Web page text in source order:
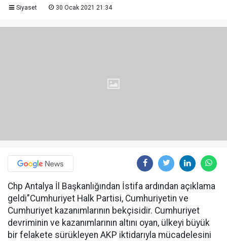
Siyaset 30 Ocak 2021 21:34
Chp Antalya İl Başkanlığından İstifa ardından açıklama
geldi"Cumhuriyet Halk Partisi, Cumhuriyetin ve
Cumhuriyet kazanımlarının bekçisidir. Cumhuriyet
devriminin ve kazanımlarının altını oyan, ülkeyi büyük
bir felakete sürükleyen AKP iktidarıyla mücadelesini